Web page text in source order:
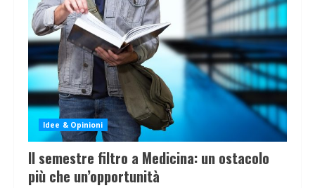
Idee & Opinioni
Il semestre filtro a Medicina: un ostacolo
più che un’opportunità